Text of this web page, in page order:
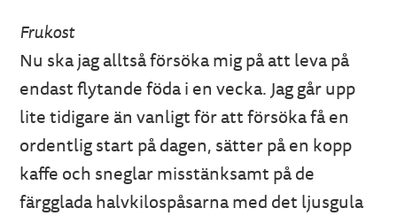
Frukost
Nu ska jag alltså försöka mig på att leva på
endast flytande föda i en vecka. Jag går upp
lite tidigare än vanligt för att försöka få en
ordentlig start på dagen, sätter på en kopp
kaffe och sneglar misstänksamt på de
färgglada halvkilospåsarna med det ljusgula